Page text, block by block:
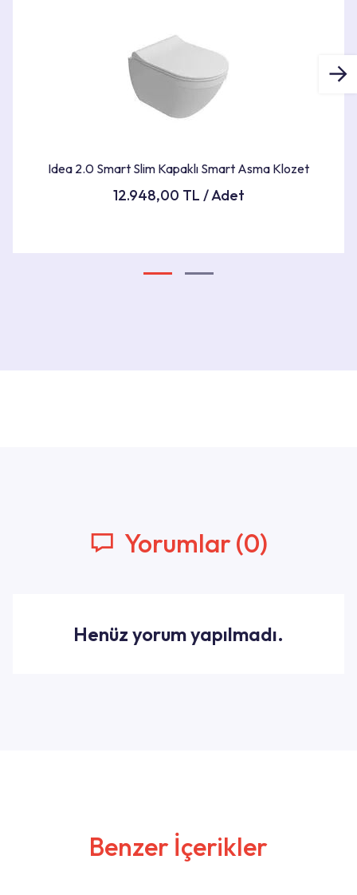
Idea 2.0 Smart Slim Kapaklı Smart Asma Klozet
12.948,00 TL / Adet
ÜRÜN BOYUTLARI
35,5X32,5X52,5cm
Beyaz
Yorumlar (0)
Henüz yorum yapılmadı.
Benzer İçerikler